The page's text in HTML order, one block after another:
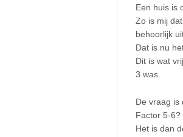
Een huis is
Zo is mij
behoorlijk
Dat is nu
Dit is wat
3 was.
De vraag is
Factor 5-6?
Het is dan